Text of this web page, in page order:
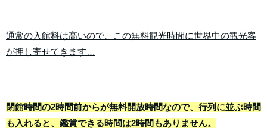
通常の入館料は高いので、この無料観光時間に世界中の観光客
が押し寄せてきます…
閉館時間の2時間前からが無料開放時間なので、行列に並ぶ時間
も入れると、鑑賞できる時間は2時間もありません。